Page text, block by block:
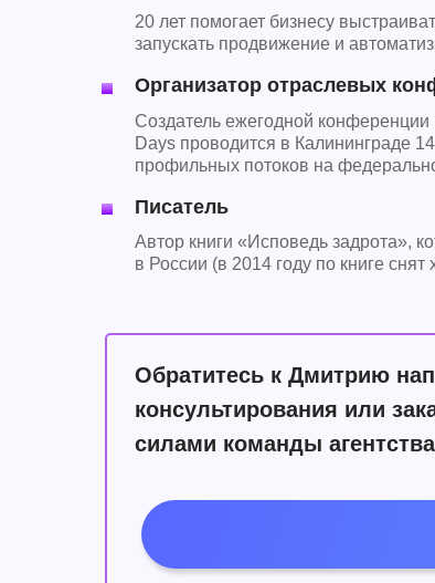
Автор книги «Исповедь задрота»,
в России (в 2014 году по книге
Создатель ежегодной конференции
Days проводится в Калининграде
профильных потоков на
20 лет помогает бизнесу
запускать продвижение и
Организатор отраслевых
Писатель
Обратитесь к Дмитрию
консультирования или
силами команды